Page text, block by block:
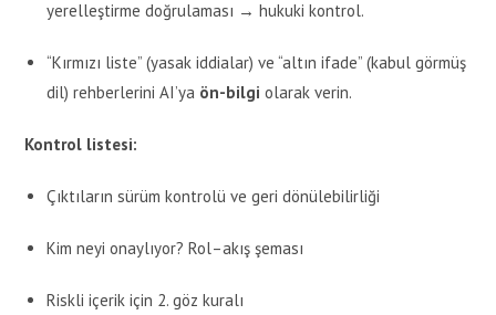
yerelleştirme doğrulaması → hukuki kontrol.
“Kırmızı liste” (yasak iddialar) ve “altın ifade” (kabul görmüş
dil) rehberlerini AI’ya ön-bilgi olarak verin.
Kontrol listesi:
Çıktıların sürüm kontrolü ve geri dönülebilirliği
Kim neyi onaylıyor? Rol–akış şeması
Riskli içerik için 2. göz kuralı